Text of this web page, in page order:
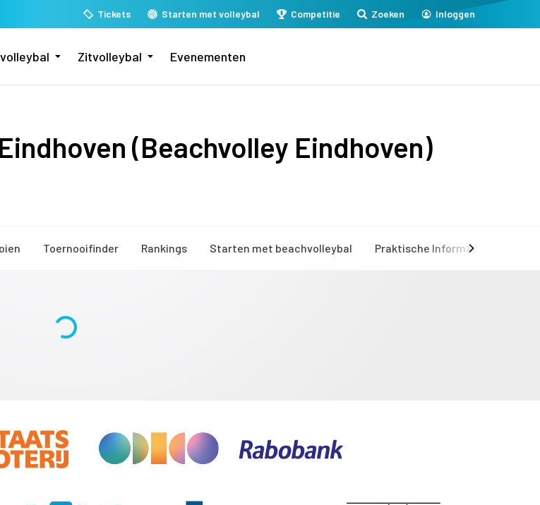
Tickets Starten met volleybal Competitie Zoeken Inloggen
Zitvolleybal Evenementen
(Beachvolley Eindhoven)
Toernooifinder Rankings Starten met beachvolleybal Praktische Informatie